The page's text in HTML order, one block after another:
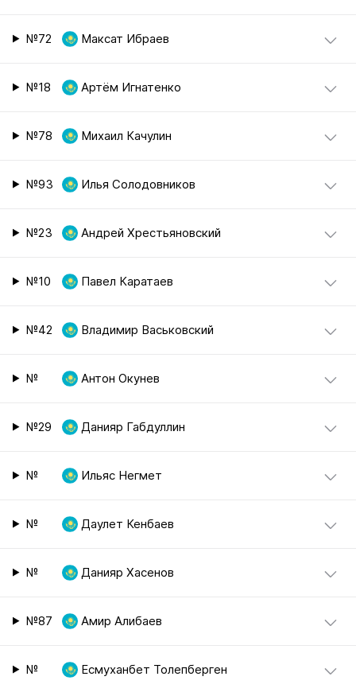
№72 Максат Ибраев
№18 Артём Игнатенко
№78 Михаил Качулин
№93 Илья Солодовников
№23 Андрей Хрестьяновский
№10 Павел Каратаев
№42 Владимир Васьковский
№ Антон Окунев
№29 Данияр Габдуллин
№ Ильяс Негмет
№ Даулет Кенбаев
№ Данияр Хасенов
№87 Амир Алибаев
№ Есмуханбет Толепберген